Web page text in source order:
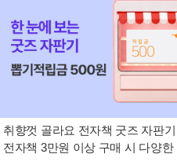
취향껏 골라요 전자책 굿즈 자판기
전자책 3만원 이상 구매 시 다양한